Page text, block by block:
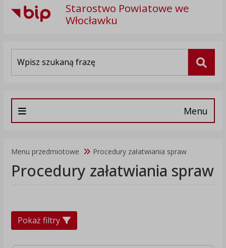
Starostwo Powiatowe we
Włocławku
Menu
Menu przedmiotowe Procedury załatwiania spraw
Procedury załatwiania spraw
Pokaż filtry